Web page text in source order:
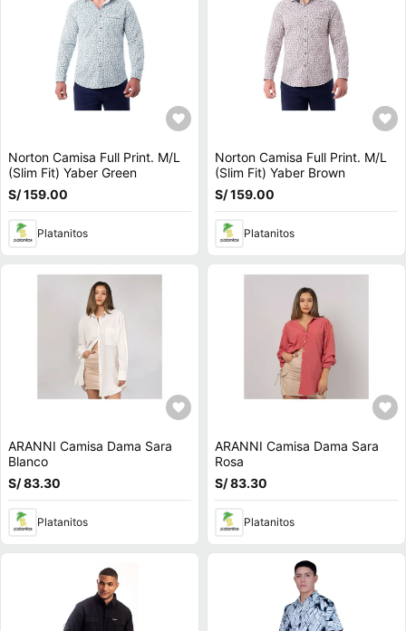
Norton Camisa Full Print. M/L
(Slim Fit) Yaber Green
S/ 159.00
Platanitos
Norton Camisa Full Print. M/L
(Slim Fit) Yaber Brown
S/ 159.00
Platanitos
ARANNI Camisa Dama Sara
Blanco
S/ 83.30
Platanitos
ARANNI Camisa Dama Sara
Rosa
S/ 83.30
Platanitos